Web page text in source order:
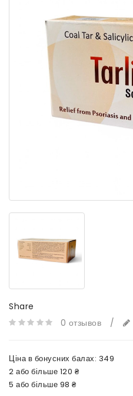
Share
0 отзывов
/
Ціна в бонусних балах: 349
2 або більше 120 ₴
5 або більше 98 ₴